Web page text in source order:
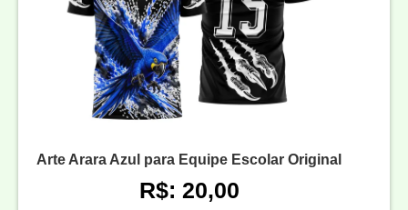
Arte Arara Azul para Equipe Escolar Original
R$: 20,00